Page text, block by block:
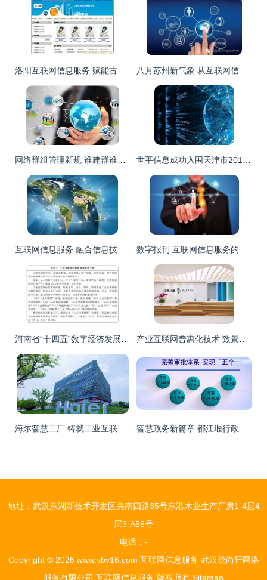
地址：武汉东湖新技术开发区关南四路35号东港木业生产厂房1-4层4
层3-A56号
电话：-
Copyright © 2026 www.vbv16.com 互联网信息服务 武汉珑尚轩网络
服务有限公司 互联网信息服务 版权所有 Sitemap